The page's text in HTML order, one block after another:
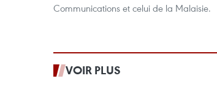
Communications et celui de la Malaisie.
VOIR PLUS